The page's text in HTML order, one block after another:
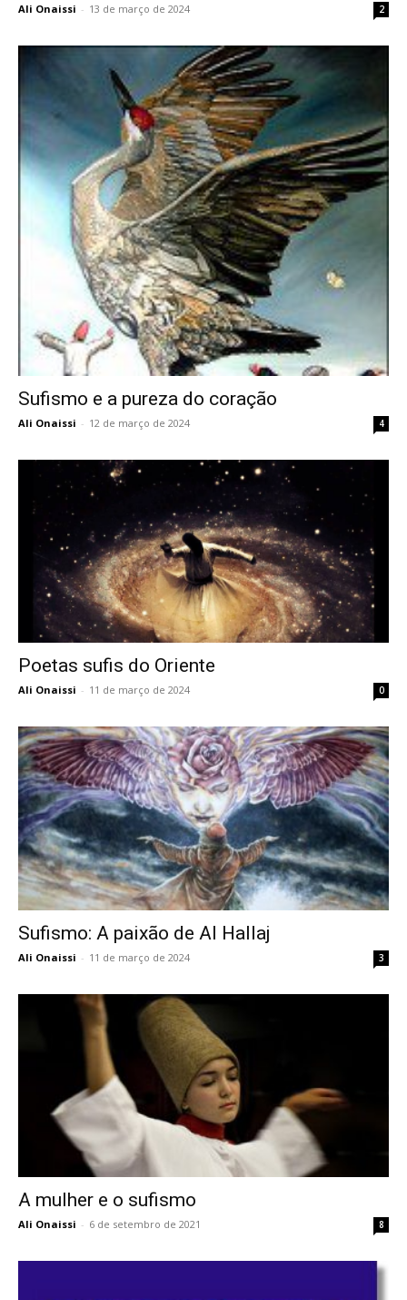
Ali Onaissi - 13 de março de 2024 2
Sufismo e a pureza do coração
Ali Onaissi - 12 de março de 2024 4
Poetas sufis do Oriente
Ali Onaissi - 11 de março de 2024 0
Sufismo: A paixão de Al Hallaj
Ali Onaissi - 11 de março de 2024 3
A mulher e o sufismo
Ali Onaissi - 6 de setembro de 2021 8